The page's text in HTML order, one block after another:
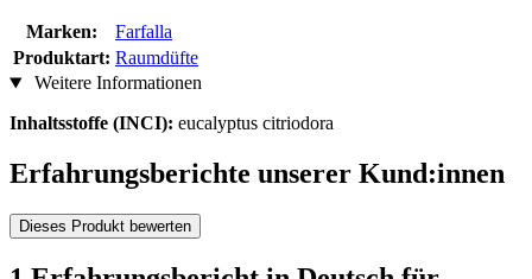
Marken:
Farfalla
Produktart: Raumdüfte
Weitere Informationen
Inhaltsstoffe (INCI): eucalyptus citriodora
Erfahrungsberichte unserer Kund:innen
Dieses Produkt bewerten